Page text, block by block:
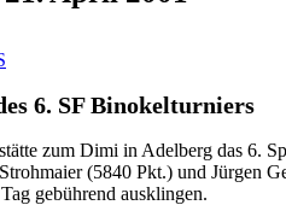
6. SF Binokelturniers
zum Dimi in Adelberg das 6.
(5840 Pkt.) und Jürgen
gebührend ausklingen.